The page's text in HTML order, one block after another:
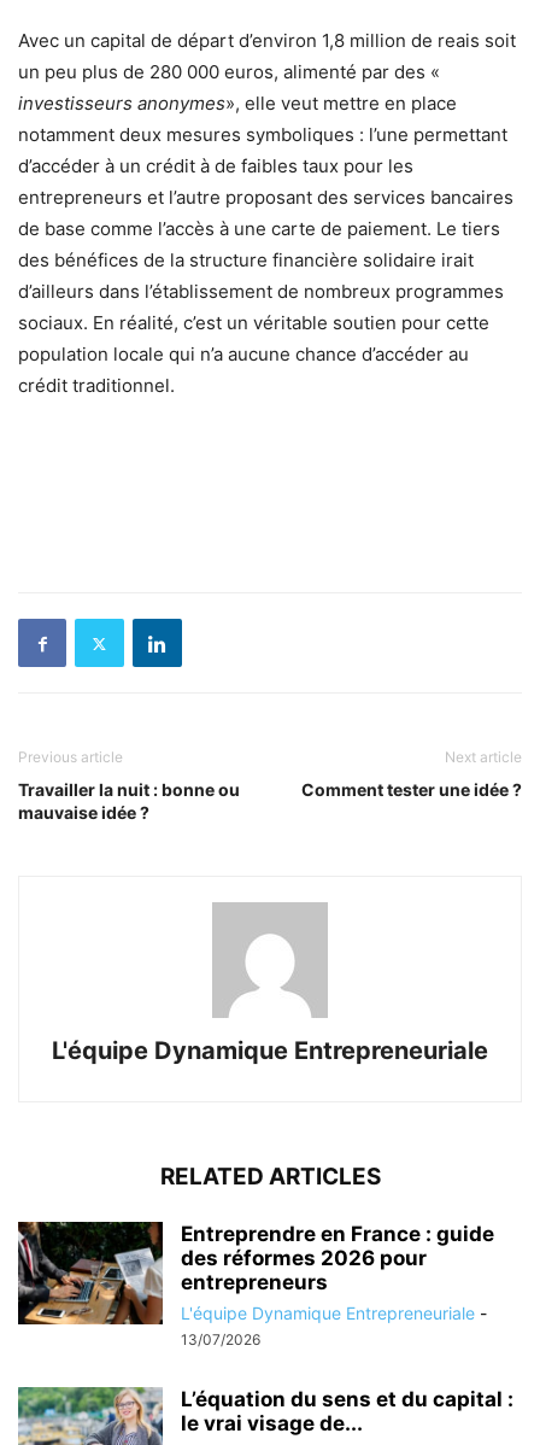
Avec un capital de départ d’environ 1,8 million de reais soit
un peu plus de 280 000 euros, alimenté par des «
investisseurs anonymes», elle veut mettre en place
notamment deux mesures symboliques : l’une permettant
d’accéder à un crédit à de faibles taux pour les
entrepreneurs et l’autre proposant des services bancaires
de base comme l’accès à une carte de paiement. Le tiers
des bénéfices de la structure financière solidaire irait
d’ailleurs dans l’établissement de nombreux programmes
sociaux. En réalité, c’est un véritable soutien pour cette
population locale qui n’a aucune chance d’accéder au
crédit traditionnel.
Previous article
Travailler la nuit : bonne ou
mauvaise idée ?
Next article
Comment tester une idée ?
L'équipe Dynamique Entrepreneuriale
RELATED ARTICLES
Entreprendre en France : guide
des réformes 2026 pour
entrepreneurs
L'équipe Dynamique Entrepreneuriale -
13/07/2026
L’équation du sens et du capital :
le vrai visage de...